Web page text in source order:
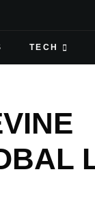
TECH